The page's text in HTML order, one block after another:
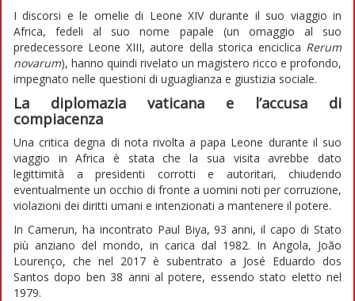
I discorsi e le omelie di Leone XIV durante il suo viaggio in
Africa, fedeli al suo nome papale (un omaggio al suo
predecessore Leone XIII, autore della storica enciclica Rerum
novarum), hanno quindi rivelato un magistero ricco e profondo,
impegnato nelle questioni di uguaglianza e giustizia sociale.
La diplomazia vaticana e l’accusa di
compiacenza
Una critica degna di nota rivolta a papa Leone durante il suo
viaggio in Africa è stata che la sua visita avrebbe dato
legittimità a presidenti corrotti e autoritari, chiudendo
eventualmente un occhio di fronte a uomini noti per corruzione,
violazioni dei diritti umani e intenzionati a mantenere il potere.
In Camerun, ha incontrato Paul Biya, 93 anni, il capo di Stato
più anziano del mondo, in carica dal 1982. In Angola, João
Lourenço, che nel 2017 è subentrato a José Eduardo dos
Santos dopo ben 38 anni al potere, essendo stato eletto nel
1979.